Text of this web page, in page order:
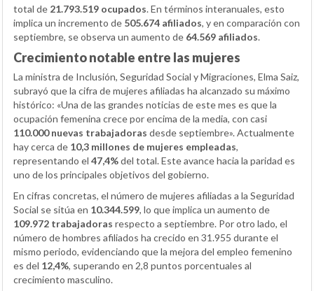
total de 21.793.519 ocupados. En términos interanuales, esto
implica un incremento de 505.674 afiliados, y en comparación con
septiembre, se observa un aumento de 64.569 afiliados.
Crecimiento notable entre las mujeres
La ministra de Inclusión, Seguridad Social y Migraciones, Elma Saiz,
subrayó que la cifra de mujeres afiliadas ha alcanzado su máximo
histórico: «Una de las grandes noticias de este mes es que la
ocupación femenina crece por encima de la media, con casi
110.000 nuevas trabajadoras desde septiembre». Actualmente
hay cerca de 10,3 millones de mujeres empleadas,
representando el 47,4%del total. Este avance hacia la paridad es
uno de los principales objetivos del gobierno.
En cifras concretas, el número de mujeres afiliadas a la Seguridad
Social se sitúa en 10.344.599, lo que implica un aumento de
109.972 trabajadoras respecto a septiembre. Por otro lado, el
número de hombres afiliados ha crecido en 31.955 durante el
mismo periodo, evidenciando que la mejora del empleo femenino
es del 12,4%, superando en 2,8 puntos porcentuales al
crecimiento masculino.